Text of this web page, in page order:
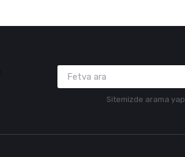
Sitemizde arama yap